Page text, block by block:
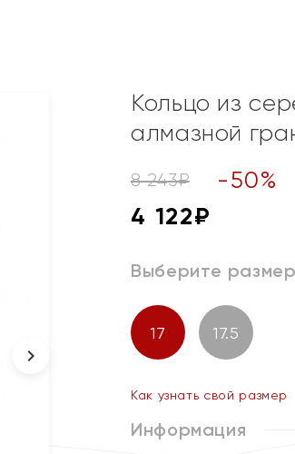
Кольцо из
алмазной
8 243₽ -50%
4 122₽
Выберите
17 17.5
Как узнать свой размер
Информация